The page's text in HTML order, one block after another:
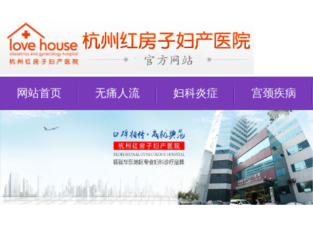
网站首页 无痛人流 妇科炎症 宫颈疾病